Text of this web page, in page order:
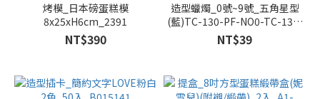
烤模_日本磅蛋糕模
8x25xH6cm_2391
NT$390
造型蠟燭_0號~9號_五角星型
(藍)TC-130-PF-NO0-TC-130-
PF-NO9/TC-130-PF-ST
NT$39